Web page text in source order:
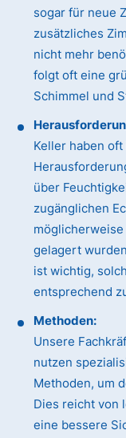
sogar für neue
zusätzliches
nicht mehr
folgt oft eine
Schimmel und
Keller haben
über
zugänglichen
gelagert
ist wichtig,
entsprechend
Methoden:
Unsere
nutzen
Methoden, um
Dies reicht von
eine bessere